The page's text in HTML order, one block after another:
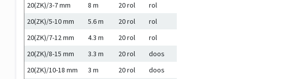
20(ZK)/3-7 mm
8 m 20 rol
rol
20(ZK)/5-10 mm
5.6 m 20 rol
rol
20(ZK)/7-12 mm
4.3 m 20 rol
rol
20(ZK)/8-15 mm
3.3 m 20 rol
doos
20(ZK)/10-18 mm
3 m 20 rol
doos